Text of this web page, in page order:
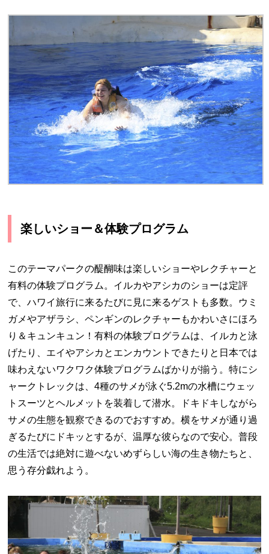
楽しいショー＆体験プログラム
このテーマパークの醍醐味は楽しいショーやレクチャーと
有料の体験プログラム。イルカやアシカのショーは定評
で、ハワイ旅行に来るたびに見に来るゲストも多数。ウミ
ガメやアザラシ、ペンギンのレクチャーもかわいさにほろ
り＆キュンキュン！有料の体験プログラムは、イルカと泳
げたり、エイやアシカとエンカウントできたりと日本では
味わえないワクワク体験プログラムばかりが揃う。特にシ
ャークトレックは、4種のサメが泳ぐ5.2mの水槽にウェッ
トスーツとヘルメットを装着して潜水。ドキドキしながら
サメの生態を観察できるのでおすすめ。横をサメが通り過
ぎるたびにドキッとするが、温厚な彼らなので安心。普段
の生活では絶対に遊べないめずらしい海の生き物たちと、
思う存分戯れよう。